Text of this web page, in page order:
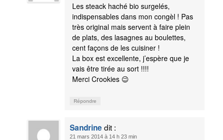
Les steack haché bio surgelés,
indispensables dans mon congèl ! Pas
très original mais servent à faire plein
de plats, des lasagnes au boulettes,
cent façons de les cuisiner !
La box est excellente, j’espère que je
vais être tirée au sort !!!!
Merci Crookies 😉
Répondre
Sandrine dit :
21 mars 2014 à 14 h 23 min